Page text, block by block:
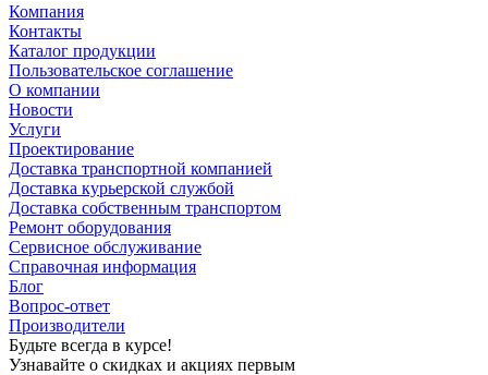
Компания
Контакты
Каталог продукции
Пользовательское соглашение
О компании
Новости
Услуги
Проектирование
Доставка транспортной компанией
Доставка курьерской службой
Доставка собственным транспортом
Ремонт оборудования
Сервисное обслуживание
Справочная информация
Блог
Вопрос-ответ
Производители
Будьте всегда в курсе!
Узнавайте о скидках и акциях первым